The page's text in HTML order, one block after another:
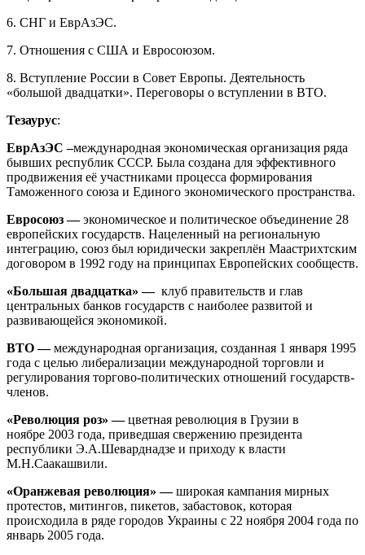
6. СНГ и ЕврАзЭС.
7. Отношения с США и Евросоюзом.
8. Вступление России в Совет Европы. Деятельность
«большой двадцатки». Переговоры о вступлении в ВТО.
Тезаурус:
ЕврАзЭС –международная экономическая организация ряда
бывших республик СССР. Была создана для эффективного
продвижения её участниками процесса формирования
Таможенного союза и Единого экономического пространства.
Евросоюз —экономическое и политическое объединение 28
европейских государств. Нацеленный на региональную
интеграцию, союз был юридически закреплён Маастрихтским
договором в 1992 году на принципах Европейских сообществ.
«Большая двадцатка» — клуб правительств и глав
центральных банков государств с наиболее развитой и
развивающейся экономикой.
ВТО —международная организация, созданная 1 января 1995
года с целью либерализации международной торговли и
регулирования торгово-политических отношений государств-
членов.
«Революция роз» —цветная революция в Грузии в
ноябре 2003 года, приведшая свержению президента
республики Э.А.Шеварднадзе и приходу к власти
М.Н.Саакашвили.
«Оранжевая революция» —широкая кампания мирных
протестов, митингов, пикетов, забастовок, которая
происходила в ряде городов Украины с 22 ноября 2004 года по
январь 2005 года.